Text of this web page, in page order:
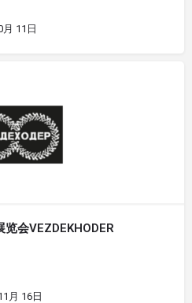
11日
会VEZDEKHODER
月 16日